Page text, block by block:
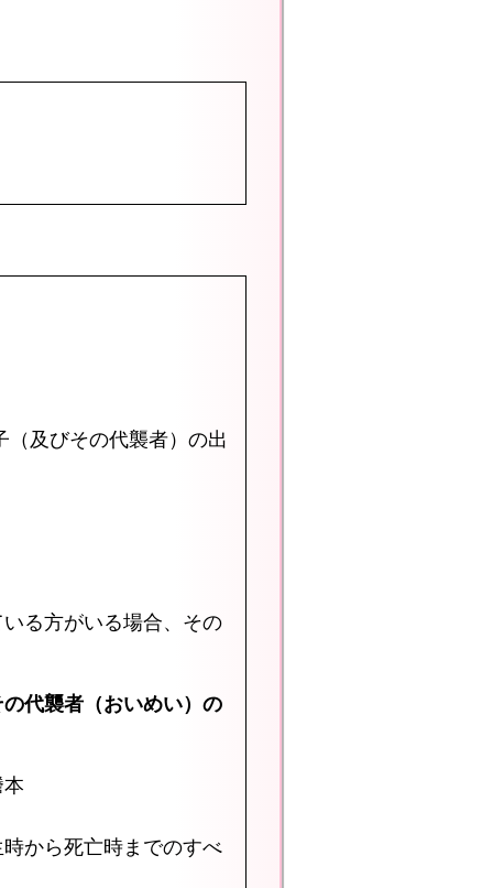
及びその代襲者）の出
る方がいる場合、その
代襲者（おいめい）の
から死亡時までのすべ